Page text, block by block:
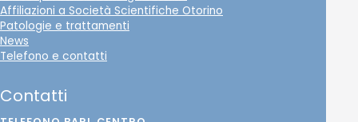
Affiliazioni a Società Scientifiche Otorino
Patologie e trattamenti
News
Telefono e contatti
Contatti